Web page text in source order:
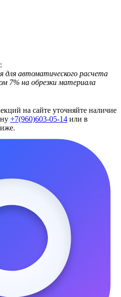
для автоматического расчета
7% на обрезки материала
на сайте уточняйте наличие
+7(960)603-05-14 или в